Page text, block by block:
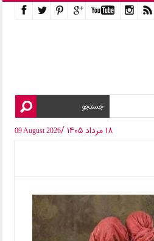
۱۸ مرداد ۱۴۰۵ /
09 August 2026